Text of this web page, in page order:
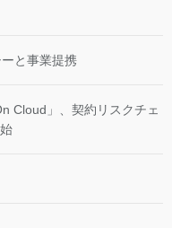
と事業提携
Cloud」、契約リスクチェ